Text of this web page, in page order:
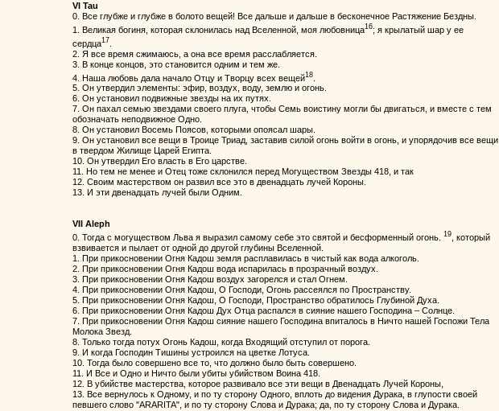
VI Tau
0. Все глубже и глубже в болото вещей! Все дальше и дальше в бесконечное Растяжение Бездны.
1. Великая богиня, которая склонилась над Вселенной, моя любовница16; я крылатый шар у ее
сердца17
2. Я все время сжимаюсь, а она все время расслабляется.
3. В конце концов, это становится одним и тем же.
4. Наша любовь дала начало Отцу и Творцу всех вещей18
5. Он утвердил элементы: эфир, воздух, воду, землю и огонь.
6. Он установил подвижные звезды на их путях.
7. Он пахал семью звездами своего плуга, чтобы Семь воистину могли бы двигаться, и вместе с тем
обозначать неподвижное Одно.
8. Он установил Восемь Поясов, которыми опоясал шары.
9. Он установил все вещи в Троице Триад, заставив силой огонь войти в огонь, и упорядочив все вещи
в твердом Жилище Царей Египта.
10. Он утвердил Его власть в Его царстве.
11. Но тем не менее и Отец тоже склонился перед Могуществом Звезды 418, и так
12. Своим мастерством он развил все это в двенадцать лучей Короны.
13. И эти двенадцать лучей были Одним.
VII Aleph
0. Тогда с могуществом Льва я выразил самому себе это святой и бесформенный огонь. 19 , который
взвивается и пылает от одной до другой глубины Вселенной.
1. При прикосновении Огня Кадош земля расплавилась в чистый как вода алкоголь.
2. При прикосновении Огня Кадош вода испарилась в прозрачный воздух.
3. При прикосновении Огня Кадош воздух загорелся и стал Огнем.
4. При прикосновении Огня Кадош, О Господи, Огонь рассеялся по Пространству.
5. При прикосновении Огня Кадош, О Господи, Пространство обратилось Глубиной Духа.
6. При прикосновении Огня Кадош Дух Отца распался в сияние нашего Господина – Солнце.
7. При прикосновении Огня Кадош сияние нашего Господина впиталось в Ничто нашей Госпожи Тела
Молока Звезд.
8. Только тогда потух Огонь Кадош, когда Входящий отступил от порога.
9. И когда Господин Тишины устроился на цветке Лотуса.
10. Тогда было совершено все то, что должно было быть совершено.
11. И Все и Одно и Ничто были убиты убийством Воина 418.
12. В убийстве мастерства, которое развивало все эти вещи в Двенадцать Лучей Короны,
13. Все вернулось к Одному, и по ту сторону Одного, вплоть до видения Дурака, в глупости своей
певшего слово "ARARITA", и по ту сторону Слова и Дурака; да, по ту сторону Слова и Дурака.